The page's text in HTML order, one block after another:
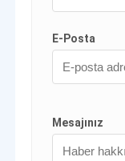
E-Posta
Mesajınız